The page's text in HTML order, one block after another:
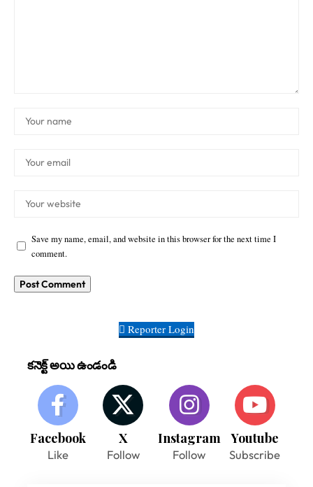
Save my name, email, and website in this browser for the next time I
comment.
Reporter Login
కనెక్ట్ అయి ఉండండి
Facebook
Like
X
Follow
Instagram
Follow
Youtube
Subscribe